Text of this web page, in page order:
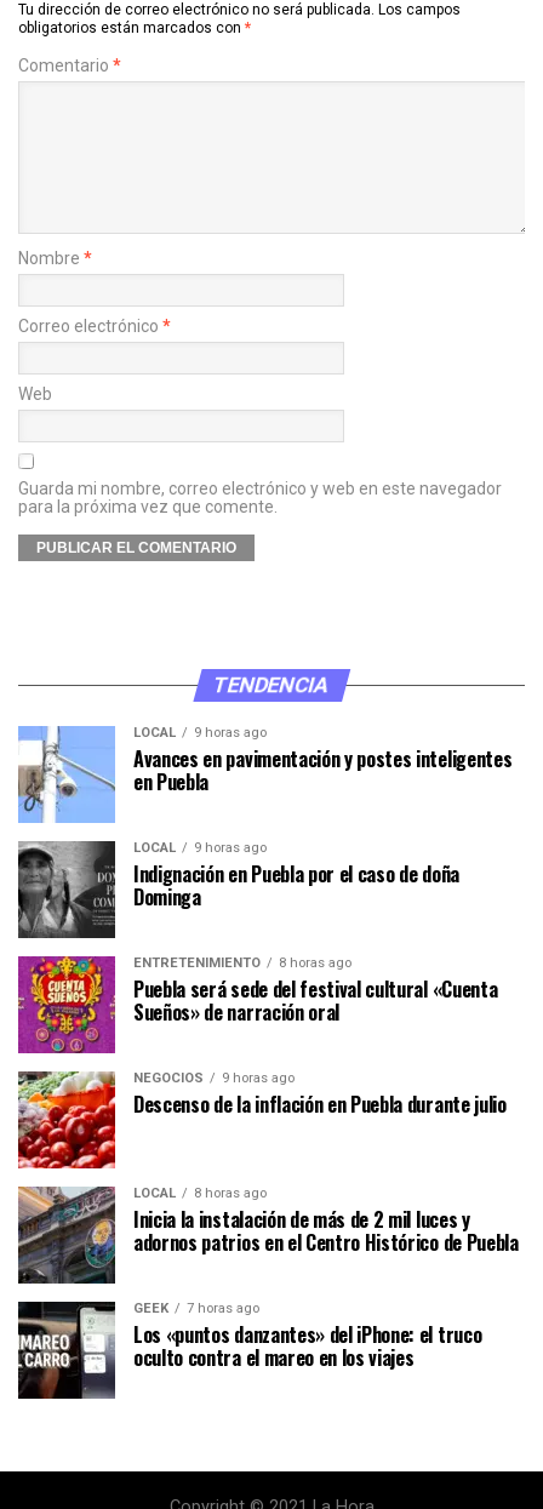
Tu dirección de correo electrónico no será publicada. Los campos
obligatorios están marcados con *
Comentario *
Nombre *
Correo electrónico *
Web
Guarda mi nombre, correo electrónico y web en este navegador
para la próxima vez que comente.
TENDENCIA
LOCAL 9 horas ago
Avances en pavimentación y postes inteligentes
en Puebla
LOCAL 9 horas ago
Indignación en Puebla por el caso de doña
Dominga
ENTRETENIMIENTO 8 horas ago
Puebla será sede del festival cultural «Cuenta
Sueños» de narración oral
NEGOCIOS 9 horas ago
Descenso de la inflación en Puebla durante julio
LOCAL 8 horas ago
Inicia la instalación de más de 2 mil luces y
adornos patrios en el Centro Histórico de Puebla
GEEK 7 horas ago
Los «puntos danzantes» del iPhone: el truco
oculto contra el mareo en los viajes